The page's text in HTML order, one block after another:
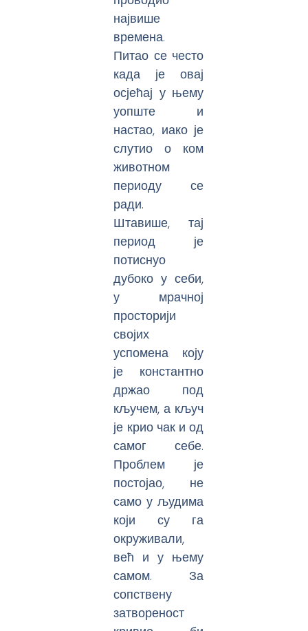
највише
времена.
Питао се често
када је овај
осјећај у њему
уопште и
настао, иако је
слутио о ком
животном
периоду се
ради.
Штавише, тај
период је
потиснуо
дубоко у себи,
у мрачној
просторији
својих
успомена коју
је константно
држао под
кључем, а кључ
је крио чак и од
самог себе.
Проблем је
постојао, не
само у људима
који су га
окруживали,
већ и у њему
самом. За
сопствену
затвореност